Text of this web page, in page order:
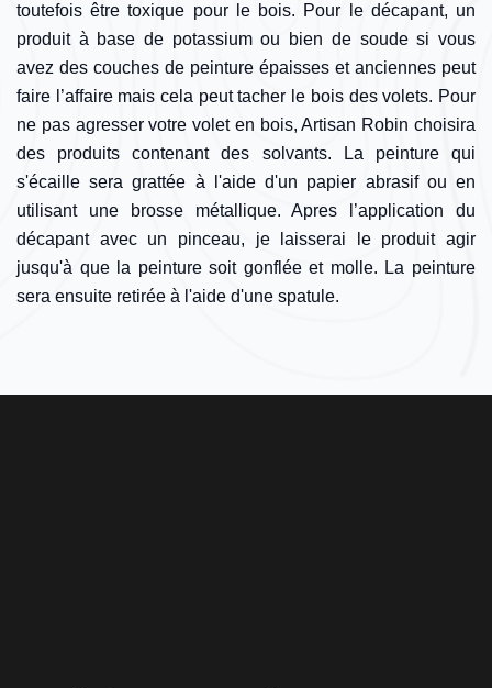
toutefois être toxique pour le bois. Pour le décapant, un
produit à base de potassium ou bien de soude si vous
avez des couches de peinture épaisses et anciennes peut
faire l’affaire mais cela peut tacher le bois des volets. Pour
ne pas agresser votre volet en bois, Artisan Robin choisira
des produits contenant des solvants. La peinture qui
s'écaille sera grattée à l'aide d'un papier abrasif ou en
utilisant une brosse métallique. Apres l’application du
décapant avec un pinceau, je laisserai le produit agir
jusqu'à que la peinture soit gonflée et molle. La peinture
sera ensuite retirée à l'aide d'une spatule.